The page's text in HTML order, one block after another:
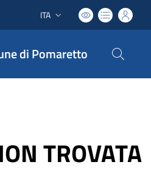
Lingua attiva:
ITA
di Pomaretto
TROVATA